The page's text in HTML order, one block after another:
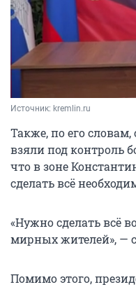
Источник: kremlin.ru
Также, по его
взяли под контроль
что в зоне
сделать всё
«Нужно сделать всё
мирных жителей», —
Помимо этого,